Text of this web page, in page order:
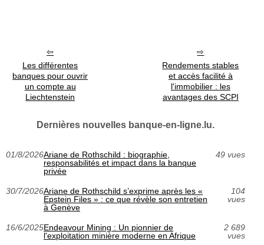
Les différentes
banques pour ouvrir
un compte au
Liechtenstein
Rendements stables
et accès facilité à
l'immobilier : les
avantages des SCPI
Dernières nouvelles banque-en-ligne.lu.
01/8/2026Ariane de Rothschild : biographie,
responsabilités et impact dans la banque
privée
49 vues
30/7/2026Ariane de Rothschild s’exprime après les «
Epstein Files » : ce que révèle son entretien
à Genève
104
vues
16/6/2025Endeavour Mining : Un pionnier de
l'exploitation minière moderne en Afrique
2 689
vues